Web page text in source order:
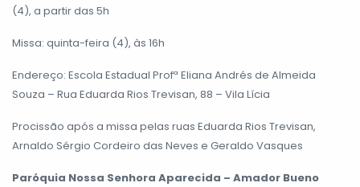
(4), a partir das 5h
Missa: quinta-feira (4), às 16h
Endereço: Escola Estadual Profª Eliana Andrés de Almeida
Souza – Rua Eduarda Rios Trevisan, 88 – Vila Lícia
Procissão após a missa pelas ruas Eduarda Rios Trevisan,
Arnaldo Sérgio Cordeiro das Neves e Geraldo Vasques
Paróquia Nossa Senhora Aparecida – Amador Bueno